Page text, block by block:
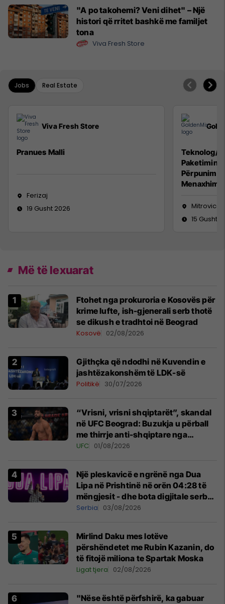
"A po takohemi? Veni dihet" – Një
histori që rritet bashkë me familjet
tona
Viva Fresh Store
Jobs Real Estate
Viva Fresh Store
Pranues Malli
Ferizaj
19 Gusht 2026
Teknolog/e
Paketimin
Mitrovicë
15 Gusht
Më të lexuarat
Ftohet nga prokuroria e Kosovës për
krime lufte, ish-gjenerali serb thotë
se dikush e tradhtoi në Beograd
Kosovë 02/08/2026
Gjithçka që ndodhi në Kuvendin e
jashtëzakonshëm të LDK-së
Politikë 30/07/2026
“Vrisni, vrisni shqiptarët”, skandal
në UFC Beograd: Buzukja u përball
me thirrje anti-shqiptare nga
tribunat
UFC 01/08/2026
Një pleskavicë e ngrënë nga Dua
Lipa në Prishtinë në orën 04:28 të
mëngjesit - dhe bota digjitale serbe
shpall gjendjen e luftës
Serbia 03/08/2026
Mirlind Daku mes lotëve
përshëndetet me Rubin Kazanin, do
të fitojë miliona te Spartak Moska
Ligat tjera 02/08/2026
"Nëse është përfshirë, ka gabuar